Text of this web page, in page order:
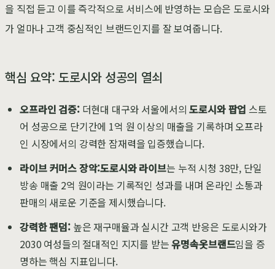
을 직접 듣고 이를 즉각적으로 서비스에 반영하는 모습은 도로시와
가 얼마나 고객 중심적인 브랜드인지를 잘 보여줍니다.
핵심 요약: 도로시와 성공의 열쇠
오프라인 검증:더현대 대구와 서울에서의도로시와 팝업 스토
어 성공으로 단기간에 1억 원 이상의 매출을 기록하며 오프라
인 시장에서의 강력한 잠재력을 입증했습니다.
라이브 커머스 장악:도로시와 라이브는 누적 시청 38만, 단일
방송 매출 2억 원이라는 기록적인 성과를 내며 온라인 소통과
판매의 새로운 기준을 제시했습니다.
강력한 팬덤:높은 재구매율과 실시간 고객 반응은 도로시와가
2030 여성들의 절대적인 지지를 받는유명속옷브랜드임을 증
명하는 핵심 지표입니다.